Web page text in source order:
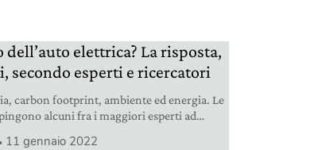
elettrica? La risposta,
secondo esperti e ricercatori
carbon footprint, ambiente ed energia. Le
alcuni fra i maggiori esperti ad
11 gennaio 2022